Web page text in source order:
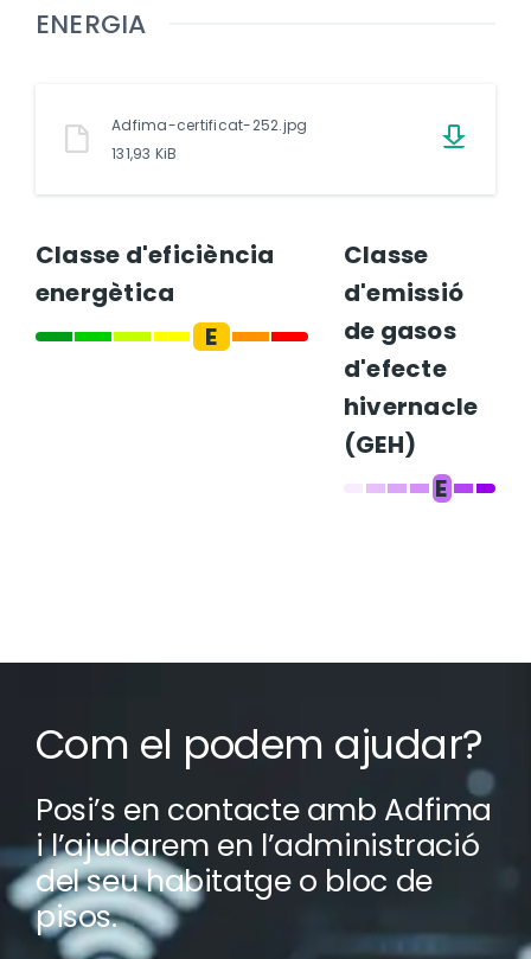
ENERGIA
Adfima-certificat-252.jpg
131,93 KiB
Classe d'eficiència
energètica
E
Classe
d'emissió
de gasos
d'efecte
hivernacle
(GEH)
E
Com el podem ajudar?
Posi’s en contacte amb Adfima
i l’ajudarem en l’administració
del seu habitatge o bloc de
pisos.